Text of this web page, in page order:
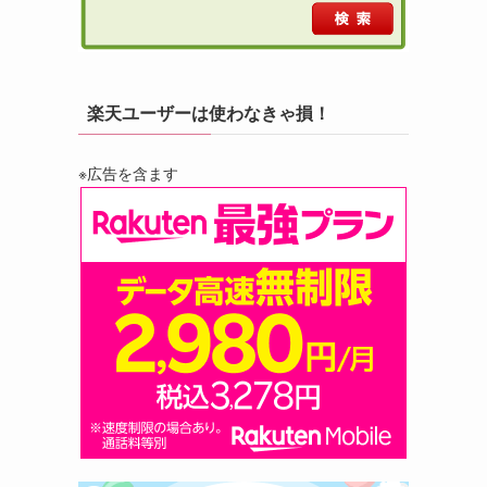
楽天ユーザーは使わなきゃ損！
※広告を含ます